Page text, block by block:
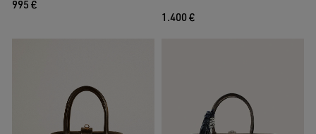
995 €
1.400 €